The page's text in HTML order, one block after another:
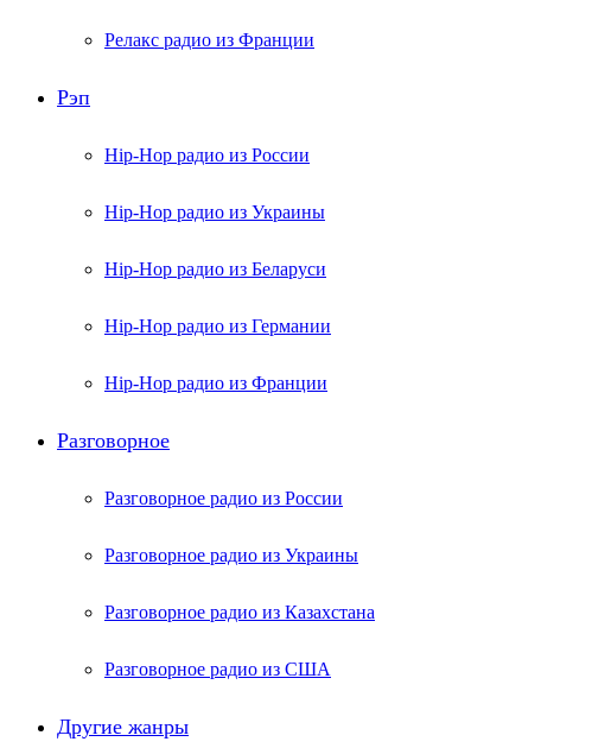
Релакс радио из Франции
Рэп
Hip-Hop радио из России
Hip-Hop радио из Украины
Hip-Hop радио из Беларуси
Hip-Hop радио из Германии
Hip-Hop радио из Франции
Разговорное
Разговорное радио из России
Разговорное радио из Украины
Разговорное радио из Казахстана
Разговорное радио из США
Другие жанры